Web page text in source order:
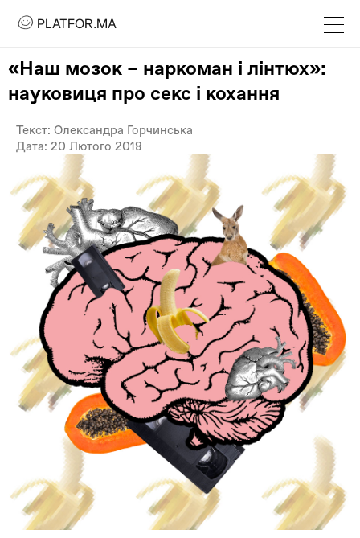
PLATFOR.MA
PLATFOR.MA
Контакти
МЕДІА
Спецпроєкти
Редакційна політика
Співпраця
АГЕНЦІЯ
Про агенцію
Кейси
МАГАЗИН
Каталог
Оплата та доставка
Повернення та обмін
Публічна оферта
Про магазин
КРЕЗЮМЕ
Про сервіс
«Наш мозок – наркоман і лінтюх»:
науковиця про секс і кохання
Текст: Олександра Горчинська
Дата: 20 Лютого 2018